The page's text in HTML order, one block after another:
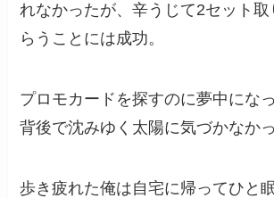
れなかったが、辛うじて2セット取
らうことには成功。
プロモカードを探すのに夢中にな
背後で沈みゆく太陽に気づかなかっ
歩き疲れた俺は自宅に帰ってひと